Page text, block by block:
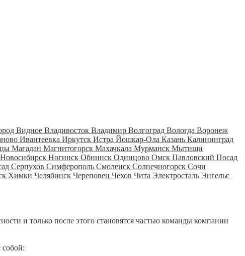
Видное Владивосток Владимир Волгоград Вологда Воронеж
Ивантеевка Иркутск Истра Йошкар-Ола Казань Калининград
Магадан Магнитогорск Махачкала Мурманск Мытищи
Новосибирск Ногинск Обнинск Одинцово Омск Павловский Посад
Серпухов Симферополь Смоленск Солнечногорск Сочи
Химки Челябинск Череповец Чехов Чита Электросталь Энгельс
и только после этого становятся частью команды компании